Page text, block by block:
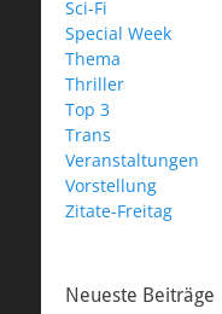
Sci-Fi
Special Week
Thema
Thriller
Top 3
Trans
Veranstaltungen
Vorstellung
Zitate-Freitag
Neueste Beiträge